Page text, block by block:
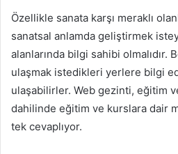
Özellikle sanata karşı meraklı
sanatsal anlamda geliştirmek
alanlarında bilgi sahibi olmalıdır.
ulaşmak istedikleri yerlere bilgi
ulaşabilirler. Web gezinti, eğitim
dahilinde eğitim ve kurslara dair
tek cevaplıyor.